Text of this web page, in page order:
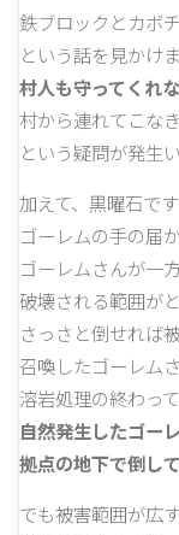
鉄ブロックとカボ
という話を見かけ
村人も守ってくれ
村から連れてこな
という疑問が発生
加えて、黒曜石で
ゴーレムの手の届
ゴーレムさんが一
破壊される範囲が
さっさと倒せれば
召喚したゴーレム
溶岩処理の終わっ
自然発生したゴー
拠点の地下で倒し
でも被害範囲が広